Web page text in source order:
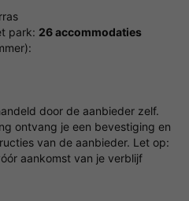
park: 26 accommodaties
door de aanbieder zelf.
ontvang je een bevestiging en
van de aanbieder. Let op:
aankomst van je verblijf